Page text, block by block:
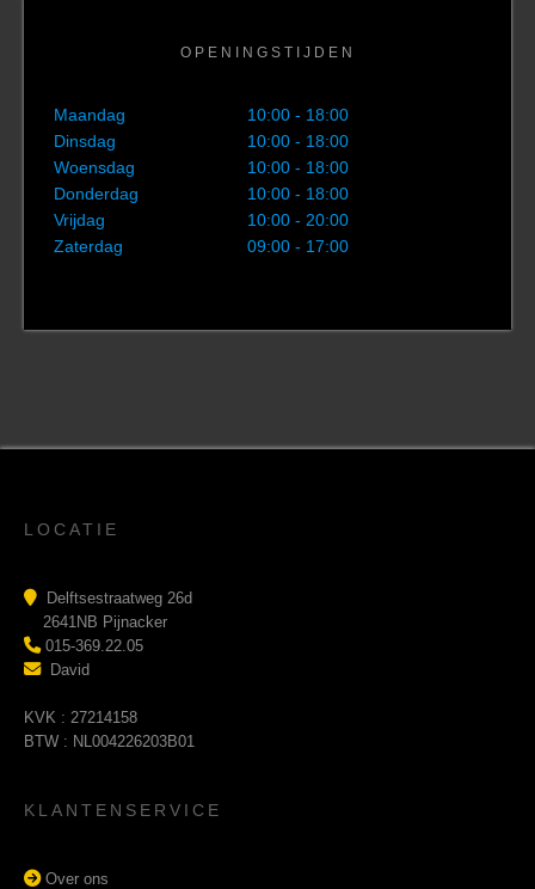
OPENINGSTIJDEN
Maandag
10:00 - 18:00
Dinsdag
10:00 - 18:00
Woensdag
10:00 - 18:00
Donderdag
10:00 - 18:00
Vrijdag
10:00 - 20:00
Zaterdag
09:00 - 17:00
LOCATIE
Delftsestraatweg 26d
2641NB Pijnacker
015-369.22.05
David
KVK : 27214158
BTW : NL004226203B01
KLANTENSERVICE
Over ons